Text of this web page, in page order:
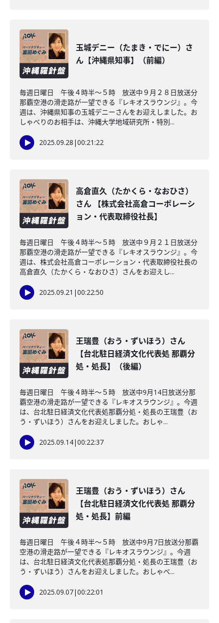
玉城デニー（たまき・でにー）さ
ん【沖縄県知事】（前編）
毎週日曜日 午後４時半～５時 放送中９月２８日放送分
那覇空港の滑走路が一望できる『レキオスラウンジ』。今
週は、沖縄県知事の玉城デニーさんをお迎えしました。お
しゃべりのお相手は、沖縄大学地域研究所・特別...
2025.09.28 |00:21:22
高倉直久（たかくら・なおひさ）
さん 【株式会社高倉コーポレーシ
ョン・代表取締役社長】
毎週日曜日 午後４時半～５時 放送中９月２１日放送分
那覇空港の滑走路が一望できる『レキオスラウンジ』。今
週は、株式会社高倉コーポレーション・代表取締役社長の
高倉直久（たかくら・なおひさ）さんをお迎えし...
2025.09.21 |00:22:50
王瑞豊（おう・ずいほう）さん
【台北駐日経済文化代表処 那覇分
処・処長】（後編）
毎週日曜日 午後４時半～５時 放送中9月14日放送分那
覇空港の滑走路が一望できる『レキオスラウンジ』。今週
は、台北駐日経済文化代表処那覇分処・処長の王瑞豊（お
う・ずいほう）さんをお迎えしました。おしゃ...
2025.09.14|00:22:37
王瑞豊（おう・ずいほう）さん
【台北駐日経済文化代表処 那覇分
処・処長】前編
毎週日曜日 午後４時半～５時 放送中9月7日放送分那覇
空港の滑走路が一望できる『レキオスラウンジ』。今週
は、台北駐日経済文化代表処那覇分処・処長の王瑞豊（お
う・ずいほう）さんをお迎えしました。おしゃべ...
2025.09.07|00:22:01